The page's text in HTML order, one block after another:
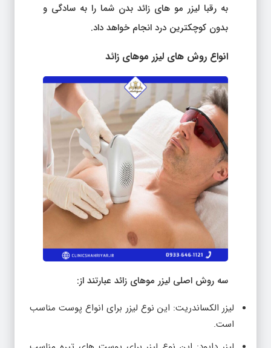
به رقبا لیزر مو های زائد بدن شما را به سادگی و
بدون کوچکترین درد انجام خواهد داد.
انواع روش های لیزر موهای زائد
سه روش اصلی لیزر موهای زائد عبارتند از:
لیزر الکساندریت: این نوع لیزر برای انواع پوست مناسب
است.